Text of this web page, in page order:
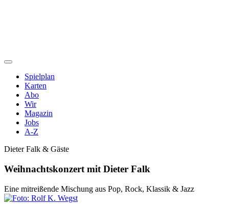
Spielplan
Karten
Abo
Wir
Magazin
Jobs
A-Z
Dieter Falk & Gäste
Weihnachtskonzert mit Dieter Falk
Eine mitreißende Mischung aus Pop, Rock, Klassik & Jazz